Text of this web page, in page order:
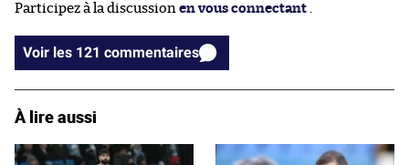
Participez à la discussion en vous connectant
Voir les 121 commentaires
À lire aussi